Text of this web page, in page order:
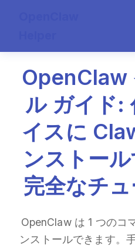
OpenClaw
ル ガイド:
イスに
ンストー
完全なチ
OpenClaw は 1 つのコ
ンストールできます。